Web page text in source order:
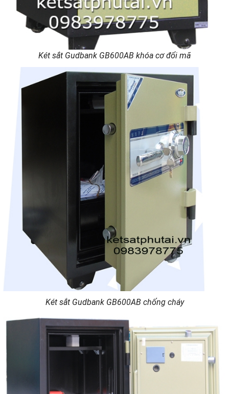
Két sắt Gudbank GB600AB khóa cơ đổi mã
Két sắt Gudbank GB600AB chống cháy